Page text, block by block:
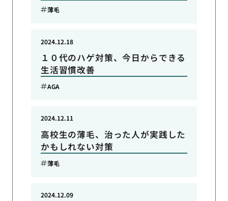
薄毛
１０代のハゲ対策、今日からできる
生活習慣改善
2024.12.18
AGA
高校生の薄毛、治った人が実践した
かもしれない対策
2024.12.11
薄毛
2024.12.09